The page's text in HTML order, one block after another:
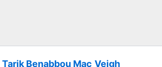
Tarik Benabbou Mac Veigh